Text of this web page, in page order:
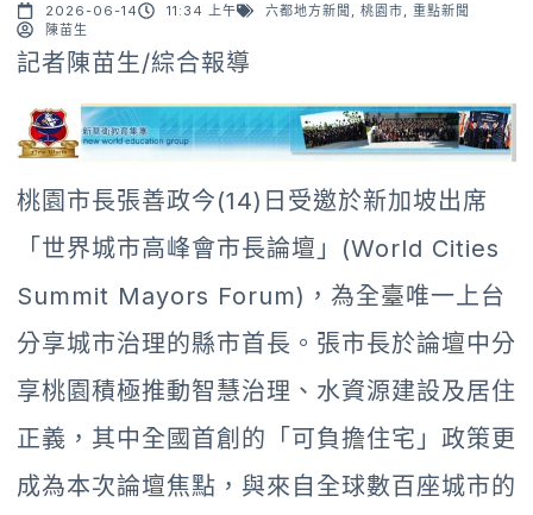
2026-06-14 11:34 上午 六都地方新聞 桃園市
重點新聞
陳苗生
記者陳苗生/綜合報導
桃園市長張善政今(14)日受邀於新加坡出席
「世界城市高峰會市長論壇」(World Cities
Summit Mayors Forum)，為全臺唯一上台
分享城市治理的縣市首長。張市長於論壇中分
享桃園積極推動智慧治理、水資源建設及居住
正義，其中全國首創的「可負擔住宅」政策更
成為本次論壇焦點，與來自全球數百座城市的